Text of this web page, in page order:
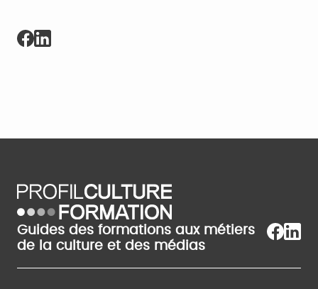
Guides des formations aux métiers
de la culture et des médias